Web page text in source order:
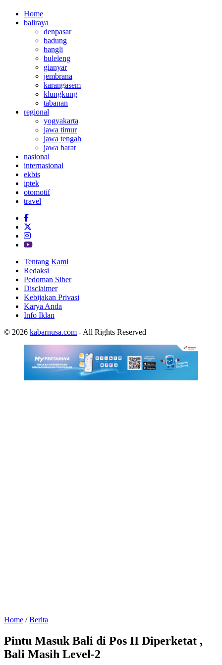
Home
baliraya
denpasar
badung
bangli
buleleng
gianyar
jembrana
karangasem
klungkung
tabanan
regional
yogyakarta
jawa timur
jawa tengah
jawa barat
nasional
internasional
ekbis
iptek
otomotif
travel
Tentang Kami
Redaksi
Pedoman Siber
Disclaimer
Kebijakan Privasi
Karya Anda
Info Iklan
© 2026 kabarnusa.com - All Rights Reserved
Home /Berita
Pintu Masuk Bali di Pos II Diperketat ,
Bali Masih Level-2